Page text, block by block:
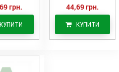
грн.
КУПИТИ
44,69 грн.
КУПИТИ